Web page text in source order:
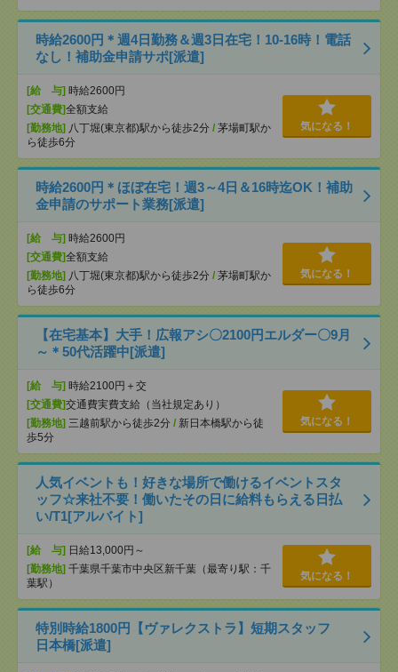
時給2600円＊週4日勤務＆週3日在宅！10-16時！電話
なし！補助金申請サポ[派遣]
[給 与] 時給2600円
[交通費]全額支給
[勤務地] 八丁堀(東京都)駅から徒歩2分 / 茅場町駅か
ら徒歩6分
気になる！
時給2600円＊ほぼ在宅！週3～4日＆16時迄OK！補助
金申請のサポート業務[派遣]
[給 与] 時給2600円
[交通費]全額支給
[勤務地] 八丁堀(東京都)駅から徒歩2分 / 茅場町駅か
ら徒歩6分
気になる！
【在宅基本】大手！広報アシ〇2100円エルダー〇9月
～＊50代活躍中[派遣]
[給 与] 時給2100円＋交
[交通費]交通費実費支給（当社規定あり）
[勤務地] 三越前駅から徒歩2分 / 新日本橋駅から徒
歩5分
気になる！
人気イベントも！好きな場所で働けるイベントスタ
ッフ☆来社不要！働いたその日に給料もらえる日払
い/T1[アルバイト]
[給 与] 日給13,000円～
[勤務地] 千葉県千葉市中央区新千葉（最寄り駅：千
葉駅）
気になる！
特別時給1800円【ヴァレクストラ】短期スタッフ
日本橋[派遣]